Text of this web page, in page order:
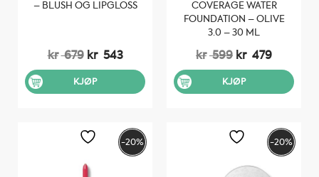
– BLUSH OG LIPGLOSS
kr679 Opprinnelig
pris
var:
kr 679.
kr 543Nåværende
pris
kr 543.
KJØP
COVERAGE WATER
FOUNDATION – OLIVE
3.0 – 30 ML
kr599 Opprinnelig
pris
var:
kr 599.
kr 479
pris
kr 479.
KJØP
-20% -20%